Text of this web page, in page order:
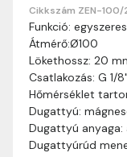
Cikkszám ZEN-100/
Funkció: egyszeres
Átmérő:Ø100
Lökethossz: 20
Csatlakozás: G 1/8"
Hőmérséklet
Dugattyú:
Dugattyú anyaga:
Dugattyúrúd
információinkat,
zökkenőmentesen
Szállítási
valamilyen
ideig tart,
Szállítási díj:
és a